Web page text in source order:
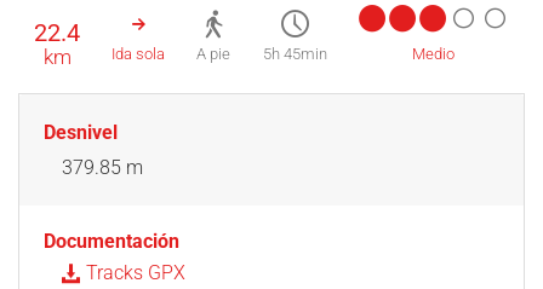
22.4
km Ida sola A pie 5h 45min Medio
Desnivel
379.85 m
Documentación
Tracks GPX